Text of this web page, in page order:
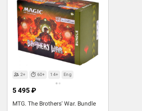
2+ 60+ 14+ Eng
MTG. The Brothers' War. Bundle
5 495 ₽